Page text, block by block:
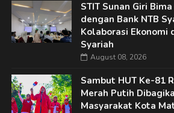
STIT Sunan Giri
dengan Bank NTB
Kolaborasi Ekonomi
Syariah
August 08, 2026
Sambut HUT Ke-81
Merah Putih
Masyarakat Kota